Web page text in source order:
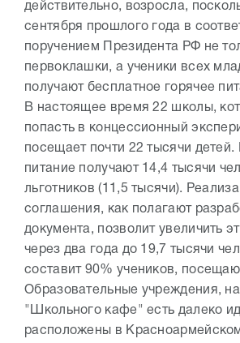
действительно, возросла,
сентября прошлого года в
поручением Президента РФ не
первоклашки, а ученики всех
получают бесплатное горячее
В настоящее время 22 школы,
попасть в концессионный
посещает почти 22 тысячи детей.
питание получают 14,4 тысячи
льготников (11,5 тысячи).
соглашения, как полагают
документа, позволит увеличить
через два года до 19,7 тысячи
составит 90% учеников,
Образовательные учреждения,
"Школьного кафе" есть далеко
расположены в